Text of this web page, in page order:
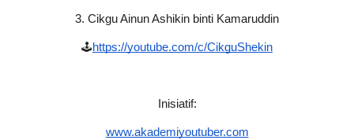
3. Cikgu Ainun Ashikin binti Kamaruddin
🕹https://youtube.com/c/CikguShekin
Inisiatif:
www.akademiyoutuber.com